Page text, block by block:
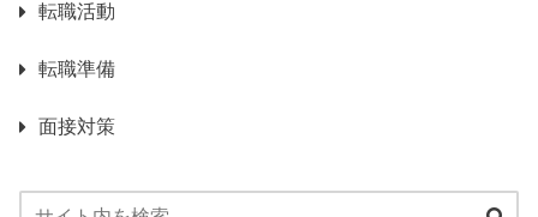
転職活動
転職準備
面接対策